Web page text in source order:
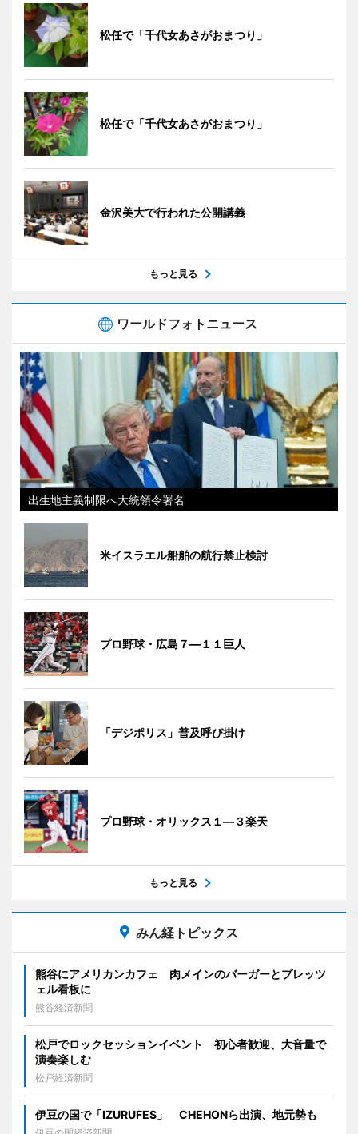
松任で「千代女あさがおまつり」
松任で「千代女あさがおまつり」
金沢美大で行われた公開講義
もっと見る
ワールドフォトニュース
出生地主義制限へ大統領令署名
米イスラエル船舶の航行禁止検討
プロ野球・広島７―１１巨人
「デジポリス」普及呼び掛け
プロ野球・オリックス１―３楽天
もっと見る
みん経トピックス
熊谷にアメリカンカフェ 肉メインのバーガーとプレッツ
ェル看板に
熊谷経済新聞
松戸でロックセッションイベント 初心者歓迎、大音量で
演奏楽しむ
松戸経済新聞
伊豆の国で「IZURUFES」 CHEHONら出演、地元勢も